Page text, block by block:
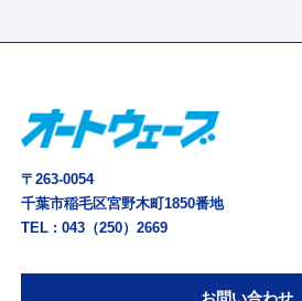
〒263-0054
千葉市稲毛区宮野木町1850番地
TEL :043（250）2669